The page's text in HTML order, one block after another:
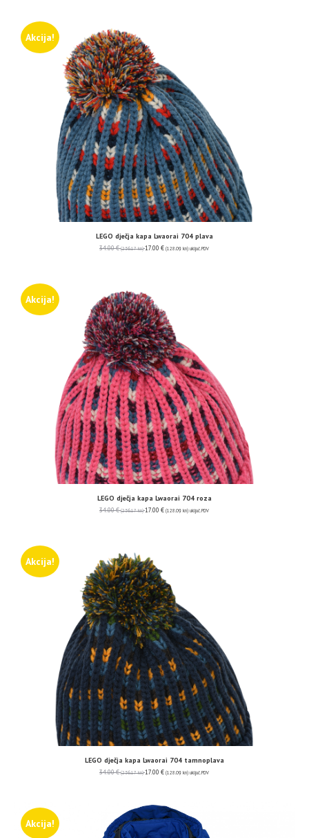
Akcija!
LEGO dječja kapa Lwaorai 704 plava
34.00€ (256.17 kn) 17.00 € (128.09 kn) uključ. PDV
Akcija!
LEGO dječja kapa Lwaorai 704 roza
34.00€ (256.17 kn) 17.00 € (128.09 kn) uključ. PDV
Akcija!
LEGO dječja kapa Lwaorai 704 tamnoplava
34.00€ (256.17 kn) 17.00 € (128.09 kn) uključ. PDV
Akcija!